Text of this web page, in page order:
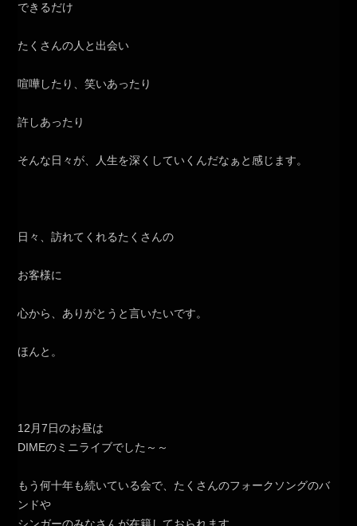
できるだけ
たくさんの人と出会い
喧嘩したり、笑いあったり
許しあったり
そんな日々が、人生を深くしていくんだなぁと感じます。
日々、訪れてくれるたくさんの
お客様に
心から、ありがとうと言いたいです。
ほんと。
12月7日のお昼は
DIMEのミニライブでした～～
もう何十年も続いている会で、たくさんのフォークソングのバ
ンドや